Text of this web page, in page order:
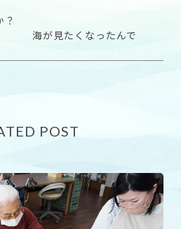
海が見たくなったんで
POST